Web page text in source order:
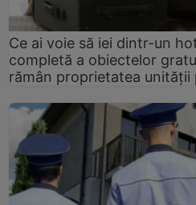
Ce ai voie să iei dintr-un
completă a obiectelor
rămân proprietatea unității